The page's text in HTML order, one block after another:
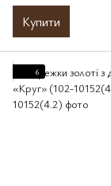
Купити
6